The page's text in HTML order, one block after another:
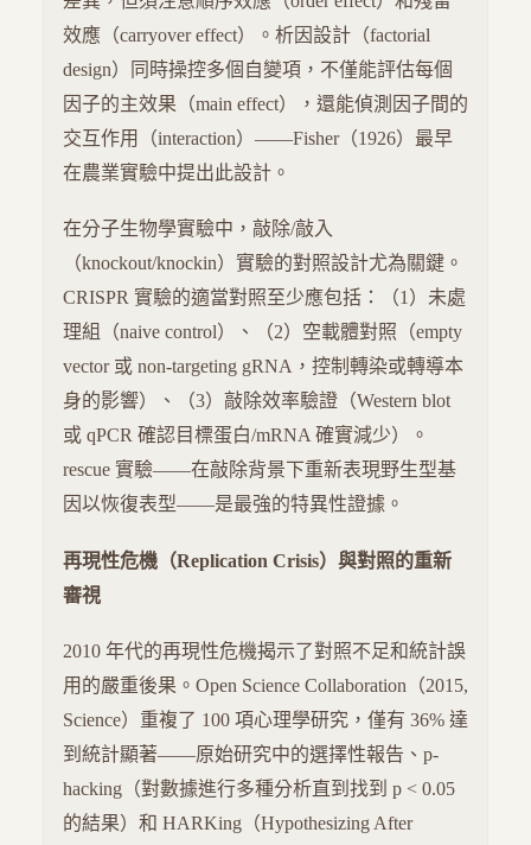
效應（carryover effect）。析因設計（factorial
design）同時操控多個自變項，不僅能評估每個
因子的主效果（main effect），還能偵測因子間的
交互作用（interaction）——Fisher（1926）最早
在農業實驗中提出此設計。
在分子生物學實驗中，敲除/敲入
（knockout/knockin）實驗的對照設計尤為關鍵。
CRISPR 實驗的適當對照至少應包括：（1）未處
理組（naive control）、（2）空載體對照（empty
vector 或 non-targeting gRNA，控制轉染或轉導本
身的影響）、（3）敲除效率驗證（Western blot
或 qPCR 確認目標蛋白/mRNA 確實減少）。
rescue 實驗——在敲除背景下重新表現野生型基
因以恢復表型——是最強的特異性證據。
再現性危機（Replication Crisis）與對照的重新
審視
2010 年代的再現性危機揭示了對照不足和統計誤
用的嚴重後果。Open Science Collaboration（2015,
Science）重複了 100 項心理學研究，僅有 36% 達
到統計顯著——原始研究中的選擇性報告、p-
hacking（對數據進行多種分析直到找到 p < 0.05
的結果）和 HARKing（Hypothesizing After